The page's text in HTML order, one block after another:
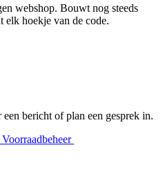
webshop. Bouwt nog steeds
elk hoekje van de code.
bericht of plan een gesprek in.